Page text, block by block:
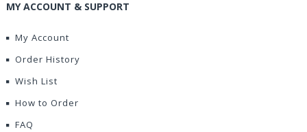
MY ACCOUNT & SUPPORT
My Account
Order History
Wish List
How to Order
FAQ